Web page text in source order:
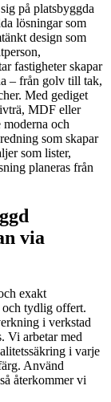
på platsbyggda
lösningar som
design som
fastigheter skapar
– från golv till tak,
Med gediget
MDF eller
och
som skapar
som lister,
planeras från
via
exakt
tydlig offert.
i verkstad
Vi arbetar med
i varje
Använd
återkommer vi